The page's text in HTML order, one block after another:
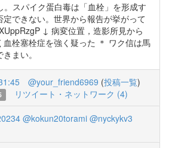
。スパイク蛋白毒は「血栓」を形成す
できない。世界から報告が挙がって
↓ 病変位置，造影所見から
血栓塞栓症を強く疑った ＊ ワク信は馬
まい。
@your_friend6969 (投稿一覧)
リツイート・ネットワーク (4)
@kokun20torami @nyckykv3